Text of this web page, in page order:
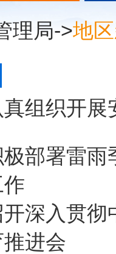
理局->地
组织开展
部署雷雨
深入贯彻
进会